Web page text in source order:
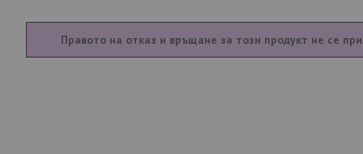
Правото на отказ и връщане за този продукт не се